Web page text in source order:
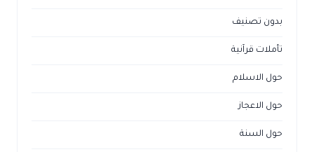
بدون تصنيف
تأملات قرآنية
حول الاسلام
حول الاعجاز
حول السنة